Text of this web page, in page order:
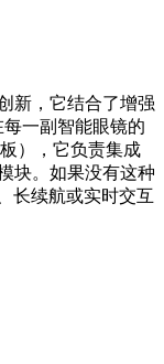
新，它结合了增强
一副智能眼镜的
），它负责集成
块。如果没有这种
长续航或实时交互